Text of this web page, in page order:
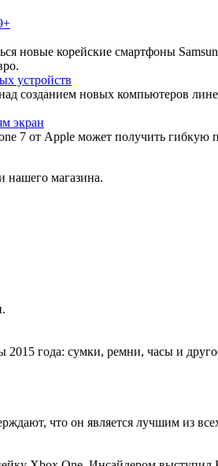
новые корейские смартфоны
устройств
созданием новых компьютеров
экран
7 от Apple может получить гибкую
нашего магазина.
года: сумки, ремни, часы и
что он является лучшим из